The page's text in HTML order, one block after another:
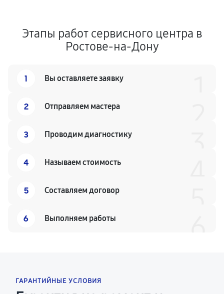
Этапы работ сервисного центра в
Ростове-на-Дону
1 Вы оставляете заявку
2 Отправляем мастера
3 Проводим диагностику
4 Называем стоимость
5 Составляем договор
6 Выполняем работы
ГАРАНТИЙНЫЕ УСЛОВИЯ